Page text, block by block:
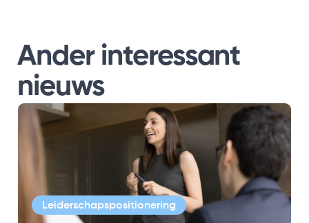
Ander interessant
nieuws
Leiderschapspositionering